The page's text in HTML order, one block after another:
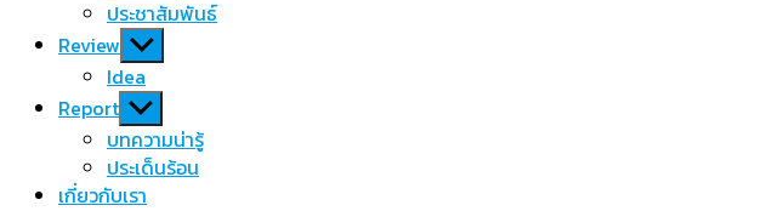
ประชาสัมพันธ์
Review Show
sub
menu
Idea
Report Show
sub
menu
บทความน่ารู้
ประเด็นร้อน
เกี่ยวกับเรา